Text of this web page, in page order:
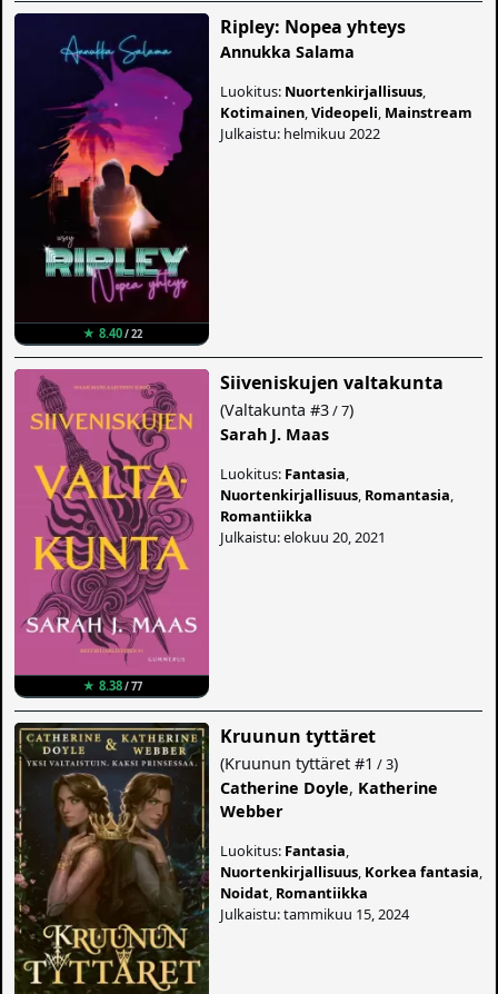
★ 8.40/ 22
Ripley: Nopea yhteys
Annukka Salama
Luokitus: Nuortenkirjallisuus
Kotimainen ,Videopeli Mainstream
Julkaistu: helmikuu 2022
★ 8.38/ 77
Siiveniskujen valtakunta
(Valtakunta #3/ 7)
Sarah J. Maas
Luokitus: Fantasia
Nuortenkirjallisuus Romantasia
Romantiikka
Julkaistu: elokuu 20, 2021
Kruunun tyttäret
(Kruunun tyttäret #1 / 3)
Catherine Doyle, Katherine
Webber
Luokitus: Fantasia
Nuortenkirjallisuus Korkea fantasia
Noidat Romantiikka
Julkaistu: tammikuu 15, 2024